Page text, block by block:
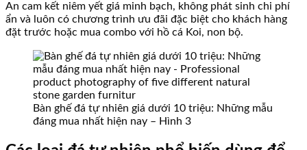
An cam kết niêm yết giá minh bạch, không phát sinh chi phí
ẩn và luôn có chương trình ưu đãi đặc biệt cho khách hàng
đặt trước hoặc mua combo với hồ cá Koi, non bộ.
Bàn ghế đá tự nhiên giá dưới 10 triệu: Những mẫu
đáng mua nhất hiện nay – Hình 3